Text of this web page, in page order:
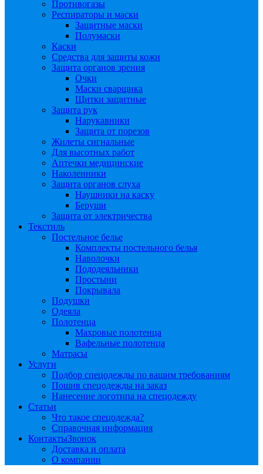
Противогазы
Респираторы и маски
Защитные маски
Полумаски
Каски
Средства для защиты кожи
Защита органов зрения
Очки
Маски сварщика
Щитки защитные
Защита рук
Нарукавники
Защита от порезов
Жилеты сигнальные
Для высотных работ
Аптечки медицинские
Наколенники
Защита органов слуха
Наушники на каску
Беруши
Защита от электричества
Текстиль
Постельное белье
Комплекты постельного белья
Наволочки
Пододеяльники
Простыни
Покрывала
Подушки
Одеяла
Полотенца
Махровые полотенца
Вафельные полотенца
Матрасы
Услуги
Подбор спецодежды по вашим требованиям
Пошив спецодежды на заказ
Нанесение логотипа на спецодежду
Статьи
Что такое спецодежда?
Справочная информация
КонтактыЗвонок
Доставка и оплата
О компании